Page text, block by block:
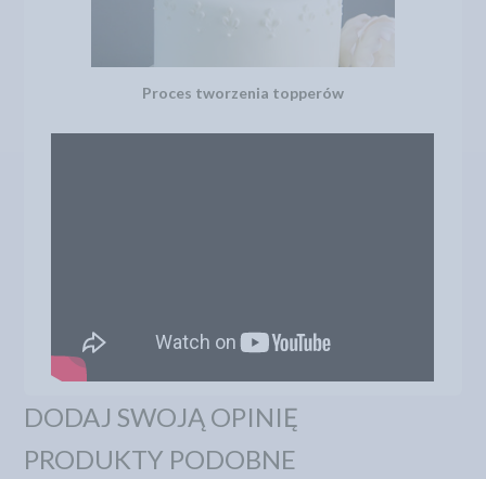
Proces tworzenia topperów
DODAJ SWOJĄ OPINIĘ
PRODUKTY PODOBNE